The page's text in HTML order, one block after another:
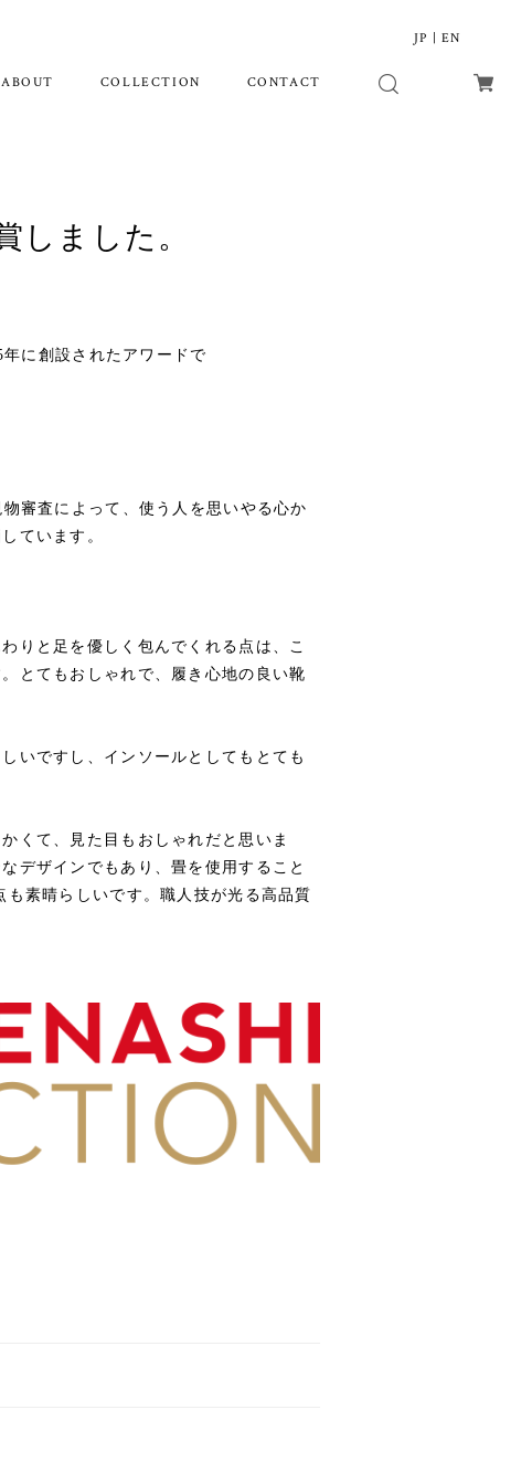
JP EN
ABOUT COLLECTION CONTACT
しました。
に創設されたアワードで
審査によって、使う人を思いやる心か
ています。
りと⾜を優しく包んでくれる点は、こ
とてもおしゃれで、履き⼼地の良い靴
いですし、インソールとしてもとても
くて、⾒た目もおしゃれだと思いま
デザインでもあり、畳を使用すること
素晴らしいです。職⼈技が光る⾼品質